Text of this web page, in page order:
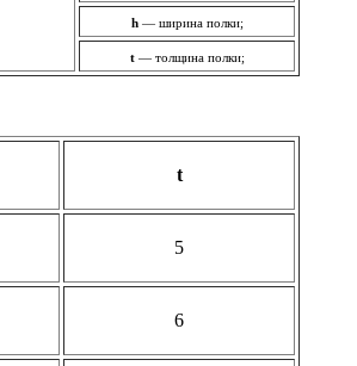
h — ширина полки;
t— толщина полки;
t
5
6